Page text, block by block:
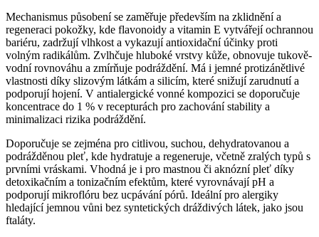
Mechanismus působení se zaměřuje především na zklidnění a
regeneraci pokožky, kde flavonoidy a vitamin E vytvářejí ochrannou
bariéru, zadržují vlhkost a vykazují antioxidační účinky proti
volným radikálům. Zvlhčuje hluboké vrstvy kůže, obnovuje tukově-
vodní rovnováhu a zmírňuje podráždění. Má i jemné protizánětlivé
vlastnosti díky slizovým látkám a silicím, které snižují zarudnutí a
podporují hojení. V antialergické vonné kompozici se doporučuje
koncentrace do 1 % v recepturách pro zachování stability a
minimalizaci rizika podráždění.
Doporučuje se zejména pro citlivou, suchou, dehydratovanou a
podrážděnou pleť, kde hydratuje a regeneruje, včetně zralých typů s
prvními vráskami. Vhodná je i pro mastnou či aknózní pleť díky
detoxikačním a tonizačním efektům, které vyrovnávají pH a
podporují mikroflóru bez ucpávání pórů. Ideální pro alergiky
hledající jemnou vůni bez syntetických dráždivých látek, jako jsou
ftaláty.